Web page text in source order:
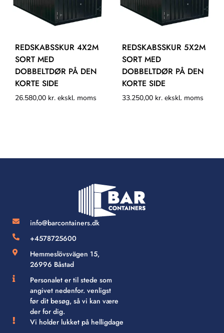
REDSKABSSKUR 4X2M
SORT MED
DOBBELTDØR PÅ DEN
KORTE SIDE
26.580,00 kr. ekskl. moms
REDSKABSSKUR 5X2M
SORT MED
DOBBELTDØR PÅ DEN
KORTE SIDE
33.250,00 kr. ekskl. moms
info@barcontainers.dk
+4578725600
Hemmeslövsvägen 15,
26996 Båstad
Personalet er til stede som
angivet nedenfor. venligst
før dit besøg, så vi kan være
der for dig.
Vi holder lukket på helligdage